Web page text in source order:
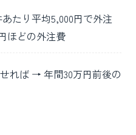
たり平均5,000円で外注
ほどの外注費
れば → 年間30万円前後の